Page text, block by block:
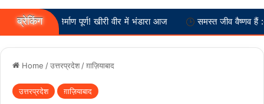
ब्रेकिंग
निर्माण पूर्ण! खीरी वीर में भंडारा आज समस्त जीव वैष्णव हैं :-- स्वामी
Home /उत्तरप्रदेश /ग़ाज़ियाबाद
उत्तरप्रदेश ग़ाज़ियाबाद